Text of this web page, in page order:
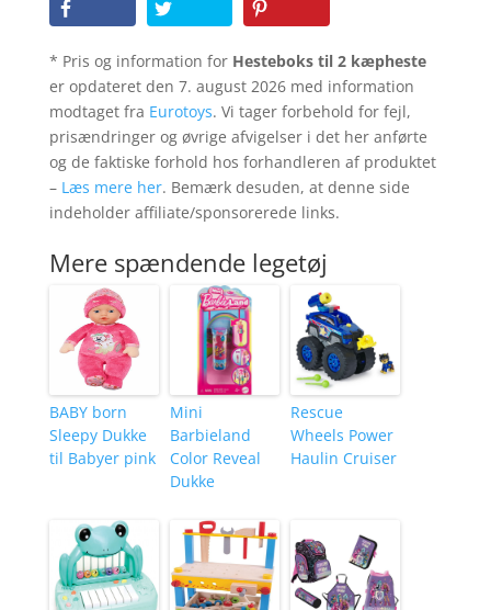
* Pris og information for Hesteboks til 2 kæpheste
er opdateret den 7. august 2026 med information
modtaget fra Eurotoys. Vi tager forbehold for fejl,
prisændringer og øvrige afvigelser i det her anførte
og de faktiske forhold hos forhandleren af produktet
– Læs mere her. Bemærk desuden, at denne side
indeholder affiliate/sponsorerede links.
Mere spændende legetøj
BABY born
Sleepy Dukke
til Babyer pink
Mini
Barbieland
Color Reveal
Dukke
Rescue
Wheels Power
Haulin Cruiser